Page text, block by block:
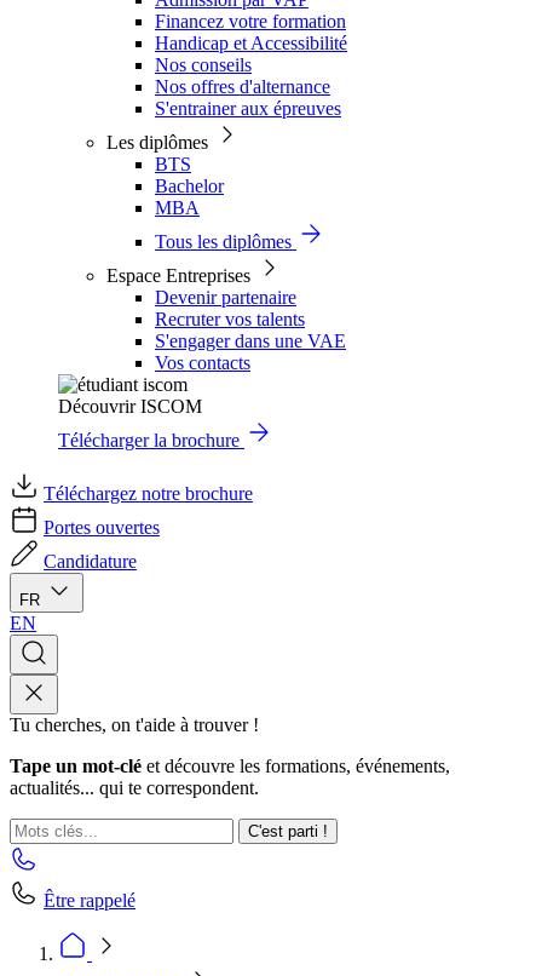
Financez votre formation
Handicap et Accessibilité
Nos conseils
Nos offres d'alternance
S'entrainer aux épreuves
Les diplômes
BTS
Bachelor
MBA
Tous les diplômes
Espace Entreprises
Devenir partenaire
Recruter vos talents
S'engager dans une VAE
Vos contacts
Découvrir ISCOM
Télécharger la brochure
Téléchargez notre brochure
Portes ouvertes
Candidature
FR
EN
Tu cherches, on t'aide à trouver !
Tape un mot-clé et découvre les formations, événements,
actualités... qui te correspondent.
C'est parti !
Être rappelé